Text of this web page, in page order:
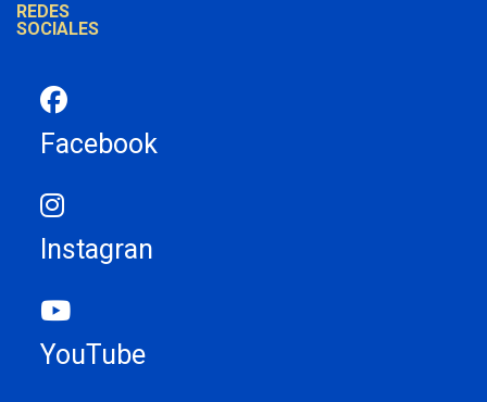
REDES
SOCIALES
Facebook
Instagran
YouTube